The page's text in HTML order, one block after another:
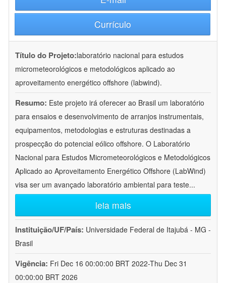
Currículo
Título do Projeto:laboratório nacional para estudos
micrometeorológicos e metodológicos aplicado ao
aproveitamento energético offshore (labwind).
Resumo: Este projeto irá oferecer ao Brasil um laboratório
para ensaios e desenvolvimento de arranjos instrumentais,
equipamentos, metodologias e estruturas destinadas a
prospecção do potencial eólico offshore. O Laboratório
Nacional para Estudos Micrometeorológicos e Metodológicos
Aplicado ao Aproveitamento Energético Offshore (LabWind)
visa ser um avançado laboratório ambiental para teste...
leia mais
Instituição/UF/País: Universidade Federal de Itajubá - MG -
Brasil
Vigência: Fri Dec 16 00:00:00 BRT 2022-Thu Dec 31
00:00:00 BRT 2026